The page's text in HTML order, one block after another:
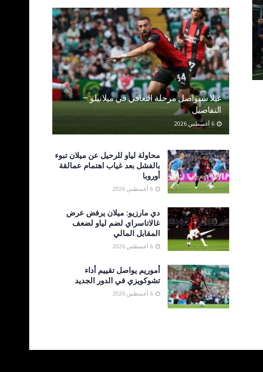
غيلا سيواصل مرحلة التعافي في ميلانيلو –
التفاصيل
محاولة لياو للرحيل عن ميلان تبوء
بالفشل بعد غياب اهتمام عمالقة
أوروبا
دي مارزيو: ميلان يرفض عرض
غالاتاسراي لضم لياو لضعف
المقابل المالي
أموريم يواصل تقييم أداء
تشوكويزي في الدور الجديد